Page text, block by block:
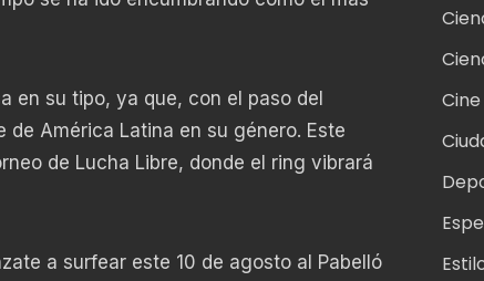
en su tipo, ya que, con el paso del
América Latina en su género. Este
de Lucha Libre, donde el ring vibrará
a surfear este 10 de agosto al Pabelló
Cine